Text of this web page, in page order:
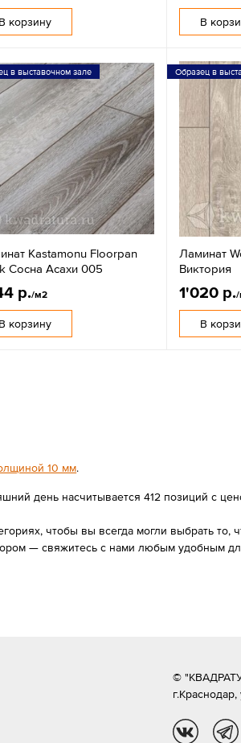
В корзину В
в выставочном зале
Kastamonu Floorpan
Сосна Асахи 005
р./м2
В корзину
Образец в
Ламинат
Виктория
1'020 р./
В
10 мм.
день насчитывается 412 позиций с
чтобы вы всегда могли выбрать то,
— свяжитесь с нами любым удобным
©
г.Краснодар,